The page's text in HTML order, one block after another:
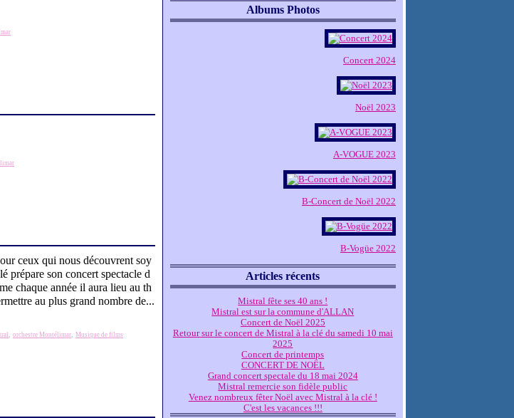
ceux qui nous découvrent soy
prépare son concert spectacle d
chaque année il aura lieu au th
au plus grand nombre de...
, orchestre Montélimar, Musique de films
Albums Photos
Concert 2024
Noël 2023
A-VOGUE 2023
B-Concert de Noël 2022
B-Vogüe 2022
Articles récents
Mistral fête ses 40 ans !
Mistral est sur la commune d'ALLAN
Concert de Noël 2025
Retour sur le concert de Mistral à la clé du samedi 10 mai
2025
Concert de printemps
CONCERT DE NOËL
Grand concert spectale du 18 mai 2024
Mistral remercie son fidèle public
Venez nombreux fêter Noël avec Mistral à la clé !
C'est les vacances !!!